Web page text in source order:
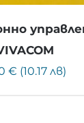
€ (10.17 лв)